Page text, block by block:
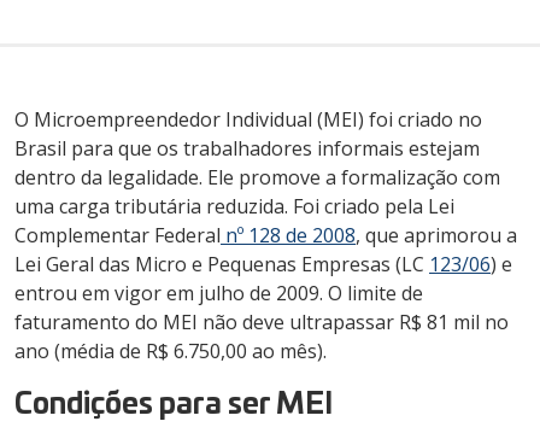
O Microempreendedor Individual (MEI) foi criado no
Brasil para que os trabalhadores informais estejam
dentro da legalidade. Ele promove a formalização com
uma carga tributária reduzida. Foi criado pela Lei
Complementar Federal nº 128 de 2008, que aprimorou a
Lei Geral das Micro e Pequenas Empresas (LC 123/06) e
entrou em vigor em julho de 2009. O limite de
faturamento do MEI não deve ultrapassar R$ 81 mil no
ano (média de R$ 6.750,00 ao mês).
Condições para ser MEI